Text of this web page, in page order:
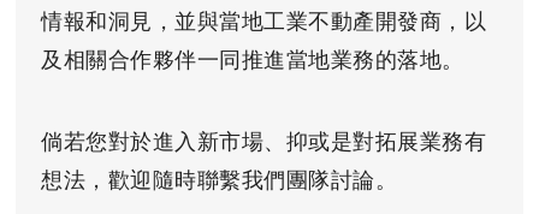
情報和洞見，並與當地工業不動產開發商，以
及相關合作夥伴一同推進當地業務的落地。
倘若您對於進入新市場、抑或是對拓展業務有
想法，歡迎隨時聯繫我們團隊討論。